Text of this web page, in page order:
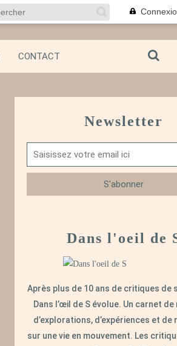
CONTACT
Newsletter
Dans l'oeil de
Après plus de 10 ans de critiques de
Dans l’œil de S évolue. Un carnet
d’explorations, d’expériences et de
sur une vie en mouvement. Les